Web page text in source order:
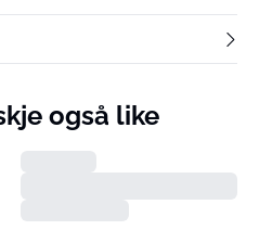
også like